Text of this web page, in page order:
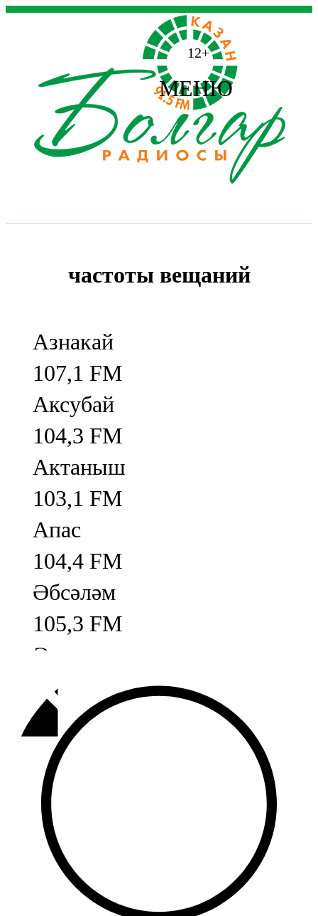
12+
МЕНЮ
частоты вещаний
Азнакай
107,1 FM
Аксубай
104,3 FM
Актаныш
103,1 FM
Апас
104,4 FM
Әбсәләм
105,3 FM
Әлмәт
92,9 FM
Базарлы матак
107,1 FM
Балык бистәсе
104,9 FM
Баулы
107,5 FM
Биләр